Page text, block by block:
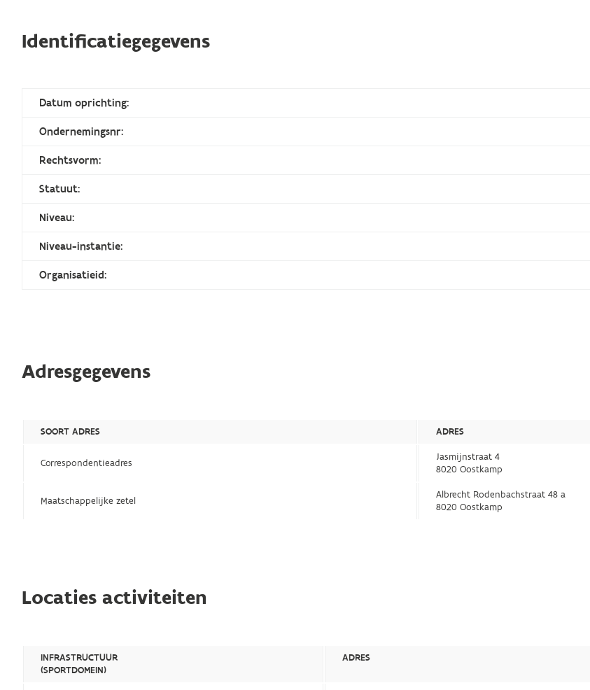
Identificatiegegevens
Datum oprichting:
Ondernemingsnr:
Rechtsvorm:
Statuut:
Niveau:
Niveau-instantie:
Organisatieid:
Adresgegevens
SOORT ADRES ADRES
Correspondentieadres
Jasmijnstraat 4
8020 Oostkamp
Maatschappelijke zetel
Albrecht Rodenbachstraat 48 a
8020 Oostkamp
Locaties activiteiten
INFRASTRUCTUUR
(SPORTDOMEIN)
ADRES